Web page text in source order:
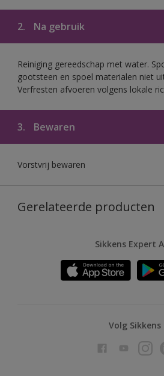
2. Na gebruik
Reiniging gereedschap met water.
gootsteen en spoel materialen niet
Verfresten afvoeren volgens lokale
3. Bewaren
Vorstvrij bewaren
Gerelateerde producten
Sikkens Expert
Volg Sikkens